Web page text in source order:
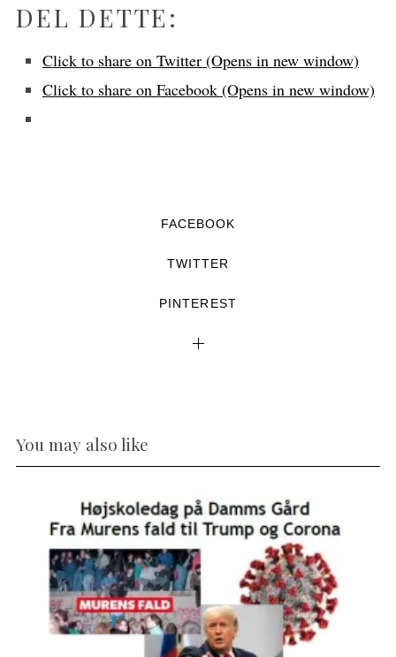
DEL DETTE:
Click to share on Twitter (Opens in new window)
Click to share on Facebook (Opens in new window)
FACEBOOK
TWITTER
PINTEREST
You may also like